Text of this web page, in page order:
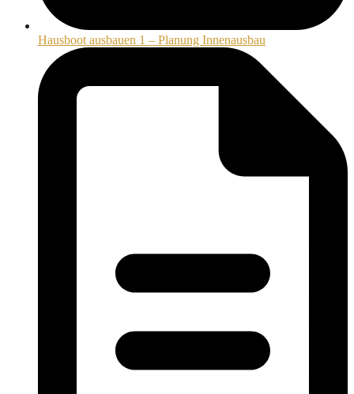
Hausboot ausbauen 1 – Planung Innenausbau